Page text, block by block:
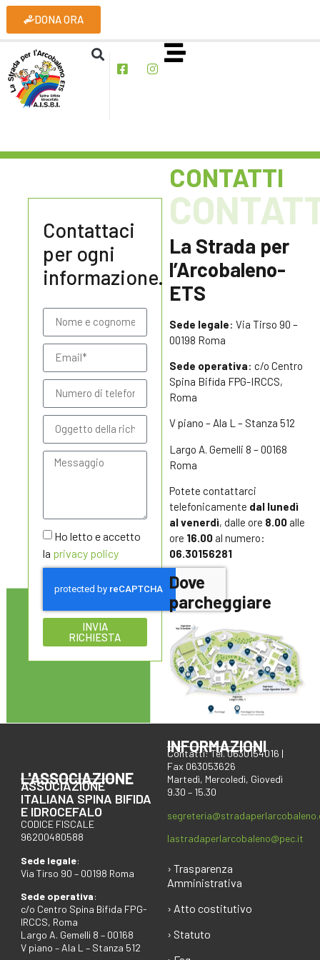
DONA ORA
Contattaci
per ogni
informazione.
Ho letto e accetto
la privacy policy
INVIA
RICHIESTA
CONTATTI
La Strada per
l’Arcobaleno-
ETS
Sede legale: Via Tirso 90 –
00198 Roma
Sede operativa: c/o Centro
Spina Bifida FPG-IRCCS,
Roma
V piano – Ala L – Stanza 512
Largo A. Gemelli 8 – 00168
Roma
Potete contattarci
telefonicamente dal lunedì
al venerdì, dalle ore 8.00alle
ore 16.00al numero:
06.30156281
Dove
parcheggiare
L'ASSOCIAZIONE
ASSOCIAZIONE
ITALIANA SPINA BIFIDA
E IDROCEFALO
CODICE FISCALE
96200480588
Sede legale:
Via Tirso 90 – 00198 Roma
Sede operativa:
c/o Centro Spina Bifida FPG-
IRCCS, Roma
Largo A. Gemelli 8 – 00168
V piano – Ala L – Stanza 512
INFORMAZIONI
Contatti: Tel. 0630154016 |
Fax 063053626
Martedì, Mercoledì, Giovedì
9.30 – 15.30
lastradaperlarcobaleno@pec.it
› Trasparenza
Amministrativa
› Atto costitutivo
› Statuto